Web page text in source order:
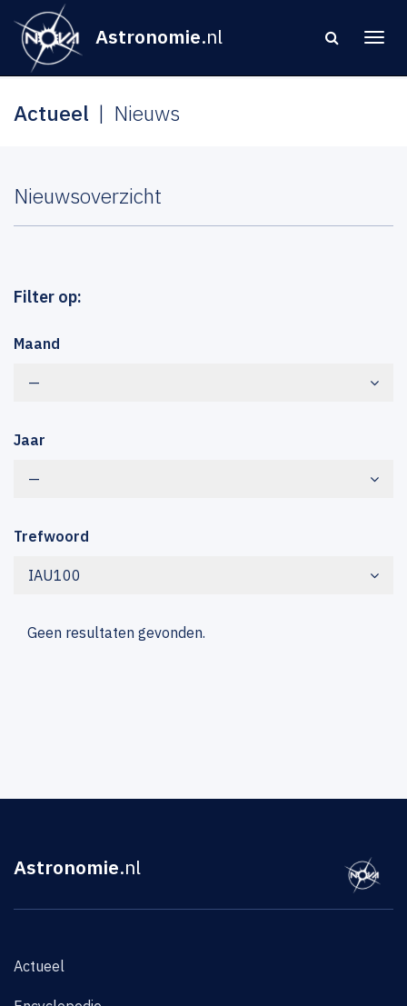
Astronomie.nl
Actueel Nieuws
Nieuwsoverzicht
Filter op:
Maand
—
Jaar
—
Trefwoord
IAU100
Geen resultaten gevonden.
Astronomie.nl
Actueel